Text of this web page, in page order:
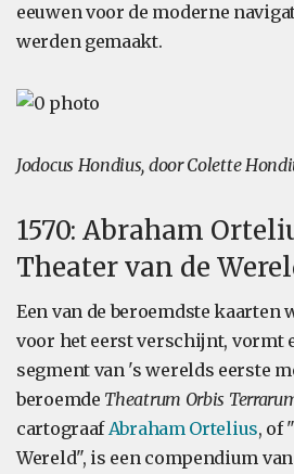
eeuwen voor de moderne
werden gemaakt.
Jodocus Hondius, door Colette
1570: Abraham
Theater van de
Een van de beroemdste kaarten
voor het eerst verschijnt, vormt
segment van 's werelds eerste
beroemde Theatrum Orbis
cartograafAbraham Ortelius, of
Wereld", is een compendium